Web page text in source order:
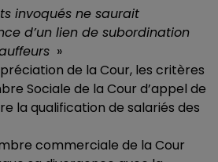
invoqués ne saurait
d’un lien de subordination
»
de la Cour, les critères
Sociale de la Cour d’appel de
la qualification de salariés des
commerciale de la Cour